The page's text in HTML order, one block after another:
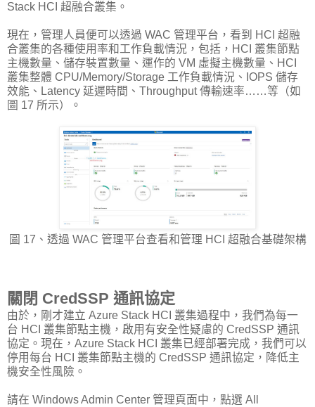
Stack HCI 超融合叢集。
現在，管理人員便可以透過 WAC 管理平台，看到 HCI 超融
合叢集的各種使用率和工作負載情況，包括，HCI 叢集節點
主機數量、儲存裝置數量、運作的 VM 虛擬主機數量、HCI
叢集整體 CPU/Memory/Storage 工作負載情況、IOPS 儲存
效能、Latency 延遲時間、Throughput 傳輸速率……等（如
圖 17 所示）。
圖 17、透過 WAC 管理平台查看和管理 HCI 超融合基礎架構
關閉 CredSSP 通訊協定
由於，剛才建立 Azure Stack HCI 叢集過程中，我們為每一
台 HCI 叢集節點主機，啟用有安全性疑慮的 CredSSP 通訊
協定。現在，Azure Stack HCI 叢集已經部署完成，我們可以
停用每台 HCI 叢集節點主機的 CredSSP 通訊協定，降低主
機安全性風險。
請在 Windows Admin Center 管理頁面中，點選 All